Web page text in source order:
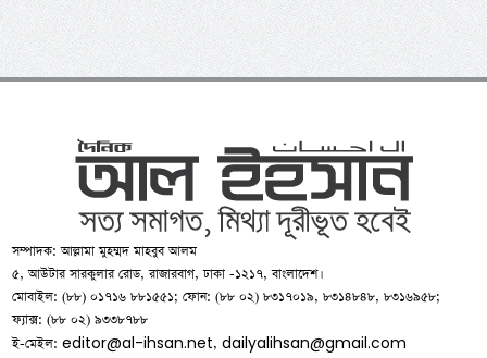
সম্পাদক: আল্লামা মুহম্মদ মাহবুব আলম
৫, আউটার সারকুলার রোড, রাজারবাগ, ঢাকা -১২১৭, বাংলাদেশ।
মোবাইল: (৮৮) ০১৭১৬ ৮৮১৫৫১; ফোন: (৮৮ ০২) ৮৩১৭০১৯, ৮৩১৪৮৪৮, ৮৩১৬৯৫৮;
ফ্যাক্স: (৮৮ ০২) ৯৩৩৮৭৮৮
ই-মেইল:editor@al-ihsan.net,dailyalihsan@gmail.com